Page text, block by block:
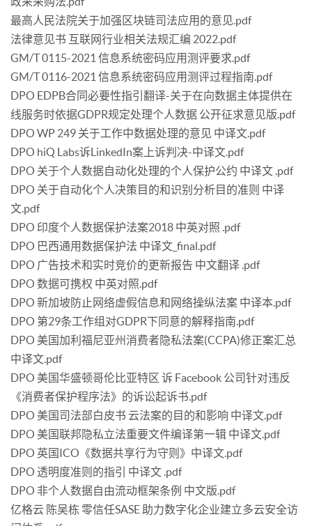
最高人民法院关于加强区块链司法应用的意见.pdf
法律意见书 互联网行业相关法规汇编 2022.pdf
GM/T 0115-2021 信息系统密码应用测评要求.pdf
GM/T 0116-2021 信息系统密码应用测评过程指南.pdf
DPO EDPB合同必要性指引翻译-关于在向数据主体提供在
线服务时依据GDPR规定处理个人数据 公开征求意见版.pdf
DPO WP 249 关于工作中数据处理的意见 中译文.pdf
DPO hiQ Labs诉LinkedIn案上诉判决-中译文.pdf
DPO 关于个人数据自动化处理的个人保护公约 中译文 .pdf
DPO 关于自动化个人决策目的和识别分析目的准则 中译
文.pdf
DPO 印度个人数据保护法案2018 中英对照 .pdf
DPO 巴西通用数据保护法 中译文_final.pdf
DPO 广告技术和实时竞价的更新报告 中文翻译 .pdf
DPO 数据可携权 中英对照.pdf
DPO 新加坡防止网络虚假信息和网络操纵法案 中译本.pdf
DPO 第29条工作组对GDPR下同意的解释指南.pdf
DPO 美国加利福尼亚州消费者隐私法案(CCPA)修正案汇总
中译文.pdf
DPO 美国华盛顿哥伦比亚特区 诉 Facebook 公司针对违反
《消费者保护程序法》的诉讼起诉书.pdf
DPO 美国司法部白皮书 云法案的目的和影响 中译文.pdf
DPO 美国联邦隐私立法重要文件编译第一辑 中译文.pdf
DPO 英国ICO《数据共享行为守则》中译文.pdf
DPO 透明度准则的指引 中译文 .pdf
DPO 非个人数据自由流动框架条例 中文版.pdf
亿格云 陈吴栋 零信任SASE 助力数字化企业建立多云安全访